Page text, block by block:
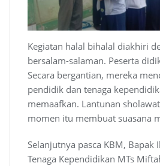
Kegiatan halal bihalal diakhiri
bersalam-salaman. Peserta
Secara bergantian, mereka
pendidik dan tenaga
memaafkan. Lantunan
momen itu membuat suasana
Selanjutnya pasca KBM, Bapak
Tenaga Kependidikan MTs